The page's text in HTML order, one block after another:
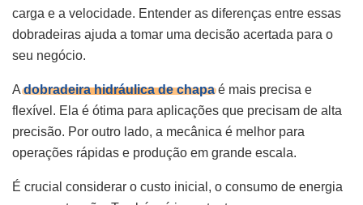
carga e a velocidade. Entender as diferenças entre essas
dobradeiras ajuda a tomar uma decisão acertada para o
seu negócio.
Adobradeira hidráulica de chapaé mais precisa e
flexível. Ela é ótima para aplicações que precisam de alta
precisão. Por outro lado, a mecânica é melhor para
operações rápidas e produção em grande escala.
É crucial considerar o custo inicial, o consumo de energia